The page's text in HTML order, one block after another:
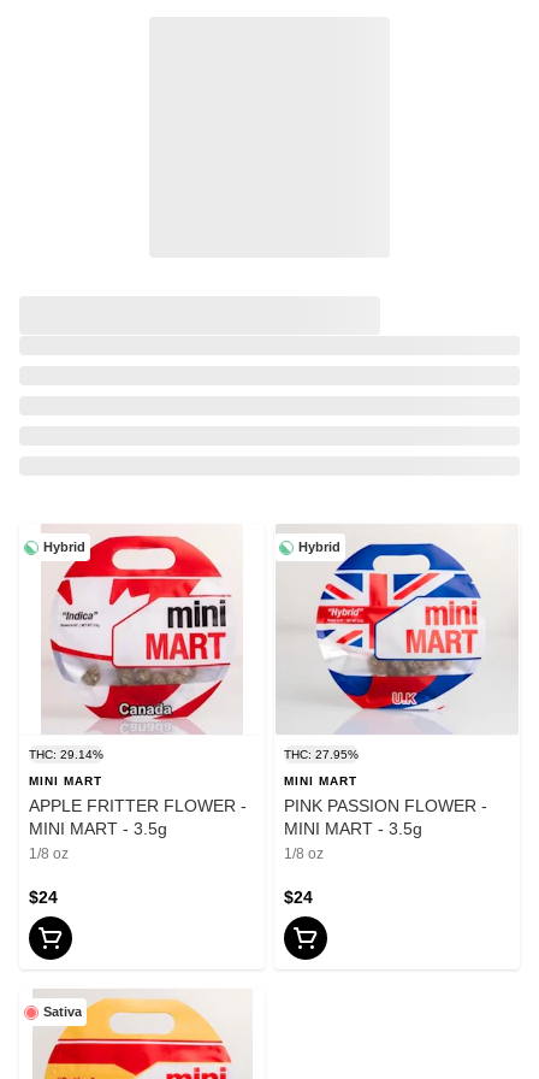
Hybrid
THC: 29.14%
MINI MART
APPLE FRITTER FLOWER -
MINI MART - 3.5g
1/8 oz
$24
Hybrid
THC: 27.95%
MINI MART
PINK PASSION FLOWER -
MINI MART - 3.5g
1/8 oz
$24
Sativa